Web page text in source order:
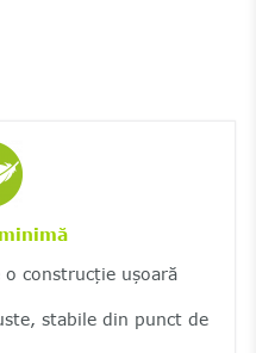
construcție ușoară
stabile din punct de